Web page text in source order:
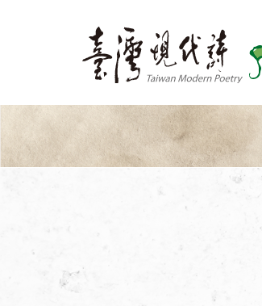
出版品
最新消息
加入會員